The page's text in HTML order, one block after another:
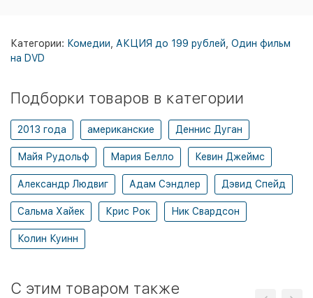
Категории: Комедии АКЦИЯ до 199 рублей Один фильм
на DVD
Подборки товаров в категории
2013 года американские Деннис Дуган
Майя Рудольф Мария Белло Кевин Джеймс
Александр Людвиг Адам Сэндлер Дэвид Спейд
Сальма Хайек Крис Рок Ник Свардсон
Колин Куинн
C этим товаром также